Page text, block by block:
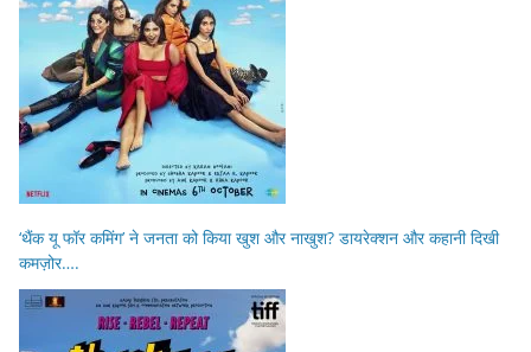
‘थैंक यू फॉर कमिंग’ ने जनता को किया खुश और नाखुश? डायरेक्शन और कहानी दिखी
कमज़ोर….